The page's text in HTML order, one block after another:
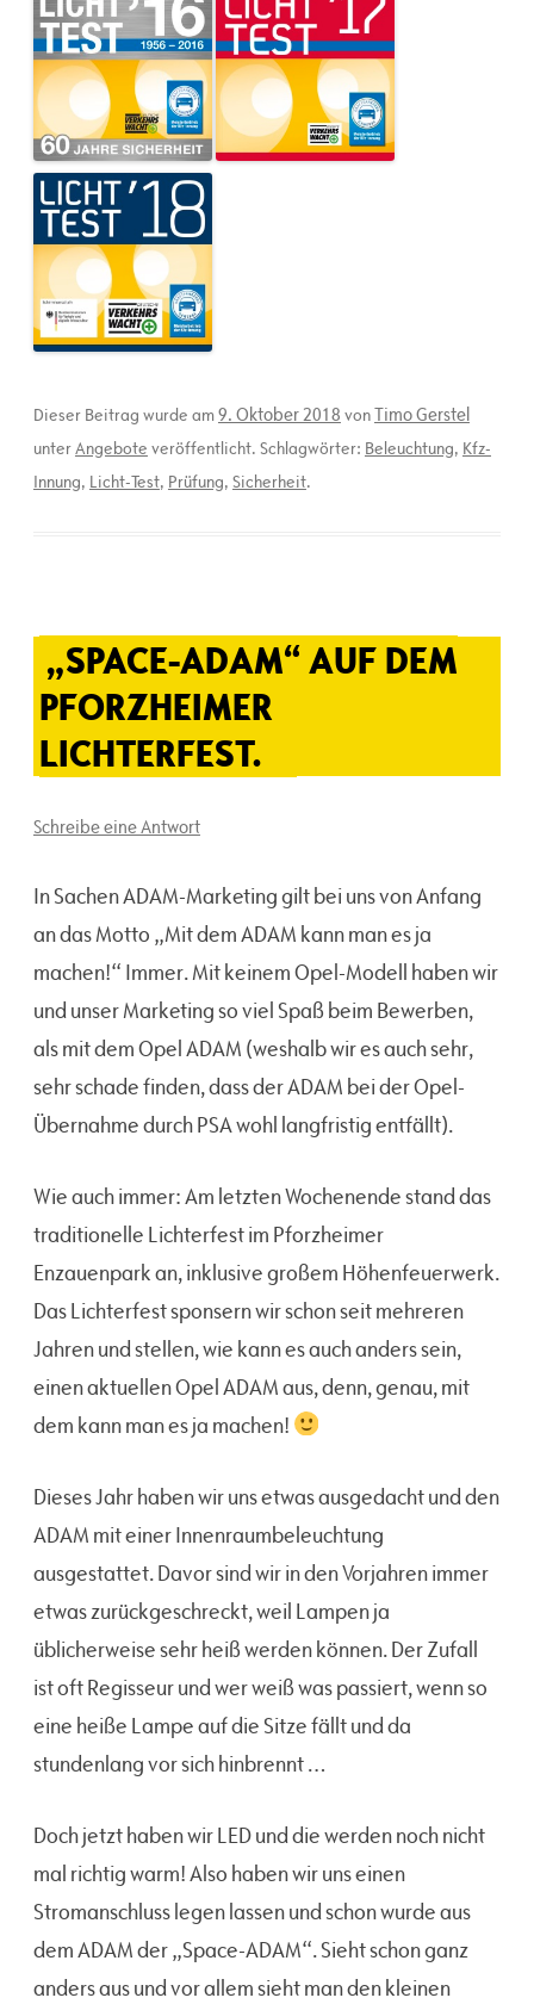
Dieser Beitrag wurde am9. Oktober 2018 vonTimo Gerstel
unterAngebote veröffentlicht. Schlagwörter: Beleuchtung, Kfz-
Innung, Licht-Test, Prüfung, Sicherheit.
„SPACE-ADAM“ AUF DEM
PFORZHEIMER
LICHTERFEST.
Schreibe eine Antwort
In Sachen ADAM-Marketing gilt bei uns von Anfang
an das Motto „Mit dem ADAM kann man es ja
machen!“ Immer. Mit keinem Opel-Modell haben wir
und unser Marketing so viel Spaß beim Bewerben,
als mit dem Opel ADAM (weshalb wir es auch sehr,
sehr schade finden, dass der ADAM bei der Opel-
Übernahme durch PSA wohl langfristig entfällt).
Wie auch immer: Am letzten Wochenende stand das
traditionelle Lichterfest im Pforzheimer
Enzauenpark an, inklusive großem Höhenfeuerwerk.
Das Lichterfest sponsern wir schon seit mehreren
Jahren und stellen, wie kann es auch anders sein,
einen aktuellen Opel ADAM aus, denn, genau, mit
dem kann man es ja machen!
Dieses Jahr haben wir uns etwas ausgedacht und den
ADAM mit einer Innenraumbeleuchtung
ausgestattet. Davor sind wir in den Vorjahren immer
etwas zurückgeschreckt, weil Lampen ja
üblicherweise sehr heiß werden können. Der Zufall
ist oft Regisseur und wer weiß was passiert, wenn so
eine heiße Lampe auf die Sitze fällt und da
stundenlang vor sich hinbrennt …
Doch jetzt haben wir LED und die werden noch nicht
mal richtig warm! Also haben wir uns einen
Stromanschluss legen lassen und schon wurde aus
dem ADAM der „Space-ADAM“. Sieht schon ganz
anders aus und vor allem sieht man den kleinen